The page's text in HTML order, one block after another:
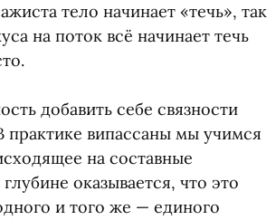
тело начинает «течь», так
на поток всё начинает течь
добавить себе связности
практике випассаны мы учимся
на составные
оказывается, что это
и того же — единого